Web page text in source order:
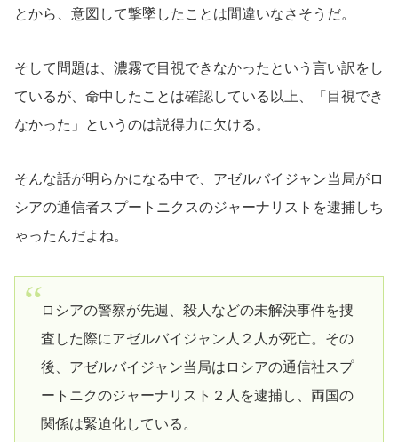
とから、意図して撃墜したことは間違いなさそうだ。
そして問題は、濃霧で目視できなかったという言い訳をし
ているが、命中したことは確認している以上、「目視でき
なかった」というのは説得力に欠ける。
そんな話が明らかになる中で、アゼルバイジャン当局がロ
シアの通信者スプートニクスのジャーナリストを逮捕しち
ゃったんだよね。
ロシアの警察が先週、殺人などの未解決事件を捜
査した際にアゼルバイジャン人２人が死亡。その
後、アゼルバイジャン当局はロシアの通信社スプ
ートニクのジャーナリスト２人を逮捕し、両国の
関係は緊迫化している。